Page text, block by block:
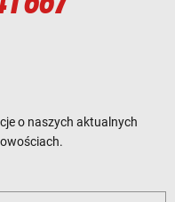
o naszych aktualnych